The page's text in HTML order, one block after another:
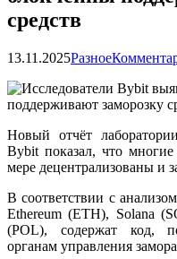
средств
13.11.2025Разное
Новый отчёт
Bybit показал, что
мере децентрализованы и
В соответствии с
Ethereum (ETH), Solana
(POL), содержат код,
органам управления